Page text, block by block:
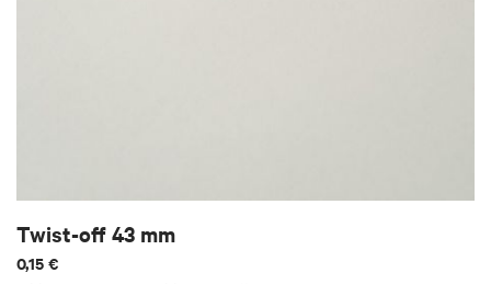
Twist-off 43 mm
0,15 €